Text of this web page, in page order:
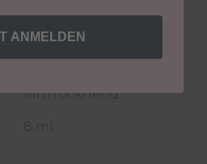
besonders
lufttrocknend
8 ml
ANMELDEN